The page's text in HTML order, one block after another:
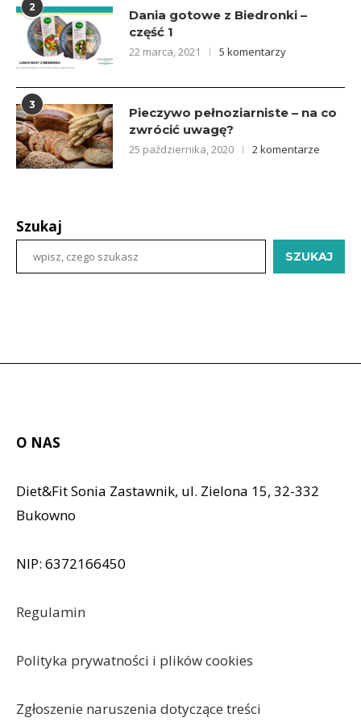
2
Dania gotowe z Biedronki –
część 1
22 marca, 2021 5 komentarzy
3
Pieczywo pełnoziarniste – na co
zwrócić uwagę?
25 października, 2020 2 komentarze
Szukaj
SZUKAJ
O NAS
Diet&Fit Sonia Zastawnik, ul. Zielona 15, 32-332
Bukowno
NIP: 6372166450
Regulamin
Polityka prywatności i plików cookies
Zgłoszenie naruszenia dotyczące treści